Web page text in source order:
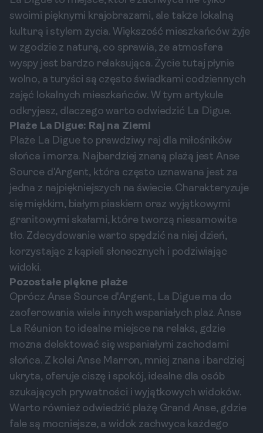
swoimi pięknymi krajobrazami, ale także lokalną
kulturą i stylem życia. Większość mieszkańców żyje
w zgodzie z naturą, co sprawia, że atmosfera
wyspy jest bardzo relaksująca. Życie tutaj płynie
wolno, a turyści są często świadkami codziennych
zajęć lokalnych mieszkańców. W tym artykule
odkryjesz, dlaczego warto odwiedzić La Digue.
Plaże La Digue: Raj na Ziemi
Plaże La Digue to prawdziwy raj dla miłośników
słońca i morza. Najbardziej znaną plażą jest Anse
Source d'Argent, która często uznawana jest za
jedna z najpiękniejszych na świecie. Charakteryzuje
się miękkim, białym piaskiem oraz wyjątkowymi
granitowymi skałami, które tworzą niesamowite
tło. Zdecydowanie warto spędzić na niej dzień,
korzystając z kąpieli słonecznych i podziwiając
widoki.
Pozostałe piękne plaże
Oprócz Anse Source d'Argent, La Digue ma do
zaoferowania wiele innych wspaniałych plaż. Anse
La Réunion to idealne miejsce na relaks, gdzie
można delektować się wspaniałymi zachodami
słońca. Z kolei Anse Marron, mniej znana i bardziej
ukryta, oferuje ciszę i spokój, idealne dla osób
szukających prywatności i wyjątkowych widoków.
Warto również odwiedzić plażę Grand Anse, gdzie
fale są mocniejsze, a widok zachwyca każdego